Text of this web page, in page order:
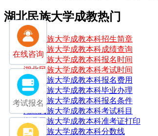
湖北民族大学成教热门
湖北民族大学成教本科招生简章
湖北民族大学成教本科成绩查询
湖北民族大学成教本科报名时间
湖北民族大学成教本科考试时间
湖北民族大学成教本科报名费用
湖北民族大学成教本科毕业办理
湖北民族大学成教本科报名条件
湖北民族大学成教本科考试科目
湖北民族大学成教本科准考证打印
湖北民族大学成教本科分数线
在线咨询
考试报名